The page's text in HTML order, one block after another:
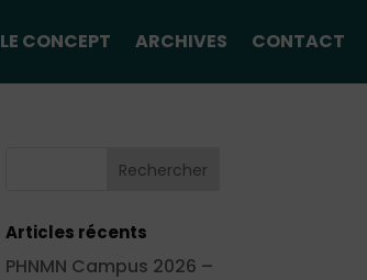
LE CONCEPT ARCHIVES CONTACT
Articles récents
PHNMN Campus 2026 –